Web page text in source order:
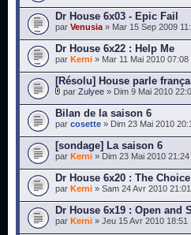
Dr House 6x03 - Epic Fail
par Venusia » Mar 15 Sep 2009
Dr House 6x22 : Help Me
par Kerni » Mar 11 Mai 2010 07:08
[Résolu] House parle
par Zulyee » Dim 9 Mai 2010
Bilan de la saison 6
par cosette » Dim 23 Mai 2010
[sondage] La saison 6
par Kerni » Dim 23 Mai 2010 21:24
Dr House 6x20 : The Choice
par Kerni » Sam 24 Avr 2010 21:01
Dr House 6x19 : Open and
par Kerni » Jeu 15 Avr 2010 18:51